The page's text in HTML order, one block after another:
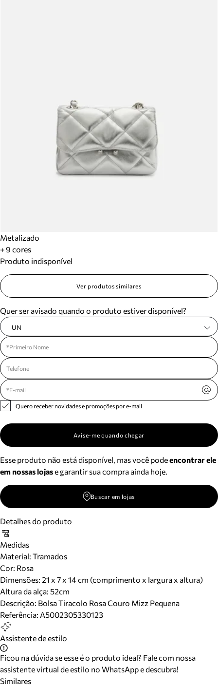
Metalizado
+ 9 cores
Produto indisponível
Ver produtos similares
Quer ser avisado quando o produto estiver disponível?
UN
Quero receber novidades e promoções por e-mail
Avise-me quando chegar
Esse produto não está disponível, mas você podeencontrar ele
em nossas lojase garantir sua compra ainda hoje.
Buscar em lojas
Detalhes do produto
Medidas
Material: Tramados
Cor: Rosa
Dimensões: 21 x 7 x 14 cm (comprimento x largura x altura)
Altura da alça: 52cm
Descrição: Bolsa Tiracolo Rosa Couro Mizz Pequena
Referência: A5002305330123
Assistente de estilo
Ficou na dúvida se esse é o produto ideal? Fale com nossa
assistente virtual de estilo no WhatsApp e descubra!
Similares